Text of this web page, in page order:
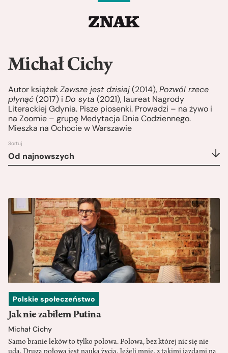
Michał Cichy
Autor książekZawsze jest dzisiaj(2014),Pozwól rzece
płynąć(2017) i Do syta (2021), laureat Nagrody
Literackiej Gdynia. Pisze piosenki. Prowadzi – na żywo i
na Zoomie – grupę Medytacja Dnia Codziennego.
Mieszka na Ochocie w Warszawie
Sortuj
Od najnowszych
Polskie społeczeństwo
Jak nie zabiłem Putina
Michał Cichy
Samo branie leków to tylko połowa. Połowa, bez której nic się nie